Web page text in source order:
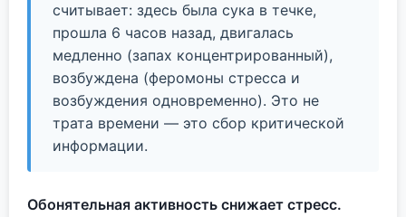
считывает: здесь была сука в течке,
прошла 6 часов назад, двигалась
медленно (запах концентрированный),
возбуждена (феромоны стресса и
возбуждения одновременно). Это не
трата времени — это сбор критической
информации.
Обонятельная активность снижает стресс.